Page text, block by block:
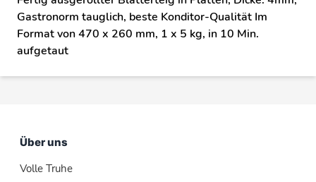
Gastronorm tauglich, beste Konditor-Qualität Im
Format von 470 x 260 mm, 1 x 5 kg, in 10 Min.
aufgetaut
Über uns
Volle Truhe